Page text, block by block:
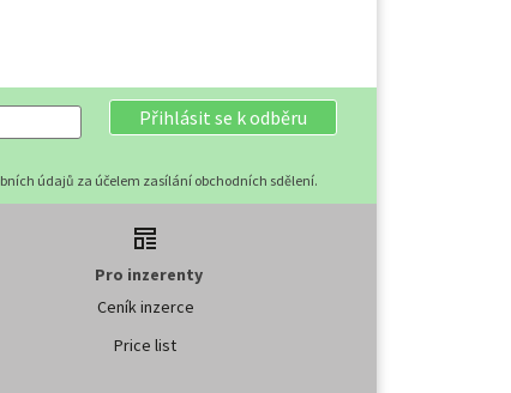
Přihlásit se k odběru
údajů za účelem zasílání obchodních sdělení.
Pro inzerenty
Ceník inzerce
Price list